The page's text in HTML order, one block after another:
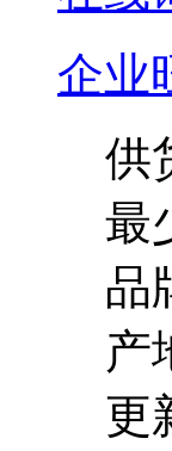
企业
供
最
品
产
更